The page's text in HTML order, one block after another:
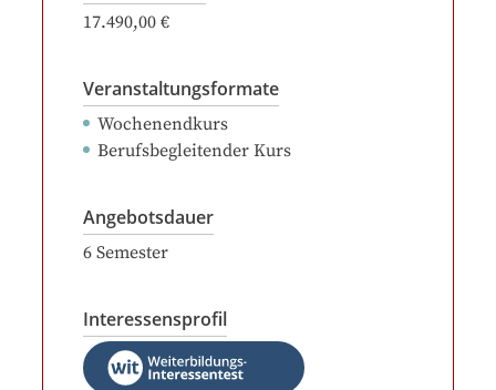
17.490,00 €
Veranstaltungsformate
Wochenendkurs
Berufsbegleitender Kurs
Angebotsdauer
6 Semester
Interessensprofil